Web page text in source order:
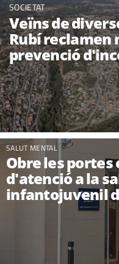
SOCIETAT
Veïns de
Rubí reclamen
prevenció
SALUT MENTAL
Obre les portes
d'atenció a la
infantojuvenil